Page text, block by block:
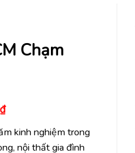
Chạm
₫Giá
hiện
tạikinh nghiệm trong
nội thất gia đình